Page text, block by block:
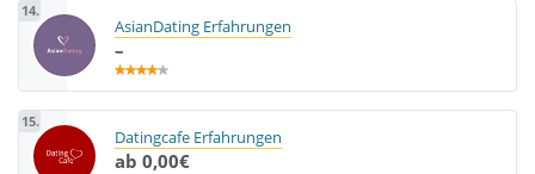
14.
AsianDating Erfahrungen
–
15.
Datingcafe Erfahrungen
ab 0,00€